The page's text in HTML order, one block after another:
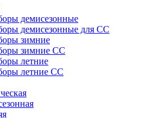
демисезонные
демисезонные для СС
зимние
зимние СС
летние
летние СС